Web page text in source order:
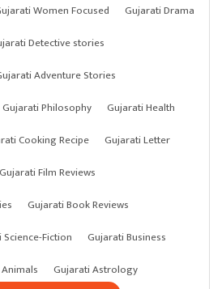
Women Focused
Gujarati Drama
Detective stories
Adventure Stories
Gujarati Philosophy
Gujarati Health
Cooking Recipe
Gujarati Letter
Gujarati Film Reviews
Gujarati Book Reviews
Fiction
Gujarati Business
Gujarati Astrology